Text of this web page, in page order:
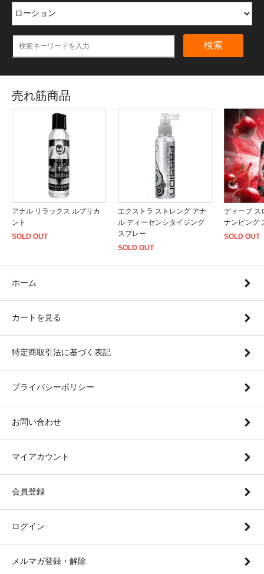
検索
売れ筋商品
アナル リラックス ルブリカ
ント
SOLD OUT
エクストラ ストレング アナ
ル ディーセンシタイジング
スプレー
SOLD OUT
ディープ ス
ナンビング
SOLD OUT
ホーム
カートを見る
特定商取引法に基づく表記
プライバシーポリシー
お問い合わせ
マイアカウント
会員登録
ログイン
メルマガ登録・解除